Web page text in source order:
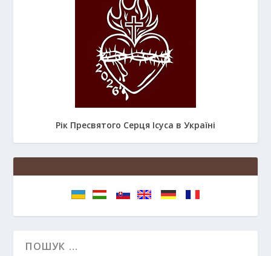
Рік Пресвятого Серця Ісуса в Україні